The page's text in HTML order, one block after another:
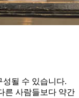
될 수 있습니다.
른 사람들보다 약간